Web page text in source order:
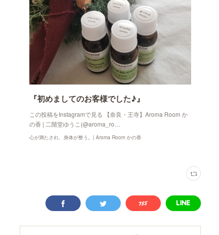
『初めましてのお客様でした♪』
この投稿をInstagramで見る 【奈良・王寺】Aroma Room か
の香 | 二階堂ゆうこ(@aroma_ro…
心が満たされ、身体が整う。| Aroma Room かの香